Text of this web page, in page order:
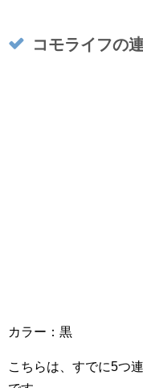
コモライフの
カラー：黒
こちらは、すでに5つ